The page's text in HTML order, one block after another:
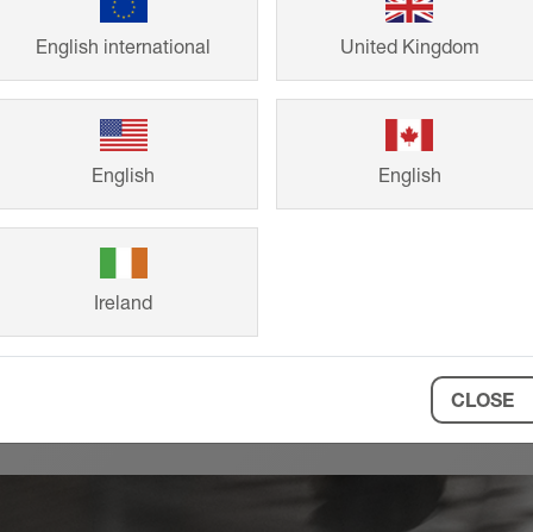
Müstakil
Systems'in
uzun ömürlü.
inşaat ve
English international United Kingdom
English English
Ireland
CLOSE